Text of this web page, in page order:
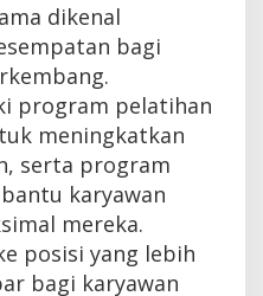
dikenal
bagi
program pelatihan
meningkatkan
serta program
karyawan
mereka.
posisi yang lebih
bagi karyawan